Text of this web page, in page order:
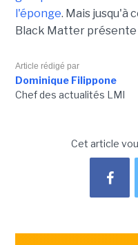
l'éponge. Mais jusqu'à
Black Matter présente
Article rédigé par
Dominique Filippone
Chef des actualités LMI
Cet article